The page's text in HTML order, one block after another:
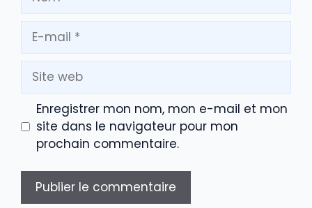
mail
Site
web
Enregistrer mon nom, mon e-mail et mon
site dans le navigateur pour mon
prochain commentaire.